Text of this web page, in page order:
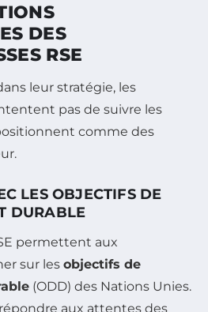
DES
RSE
leur stratégie, les
pas de suivre les
comme des
LES OBJECTIFS DE
DURABLE
permettent aux
sur les objectifs de
(ODD) des Nations Unies.
aux attentes des